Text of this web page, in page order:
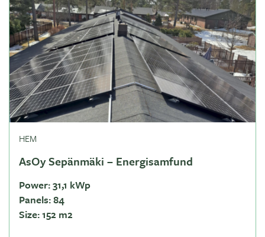
HEM
AsOy Sepänmäki – Energisamfund
Power:31,1 kWp
Panels:84
Size:152 m2